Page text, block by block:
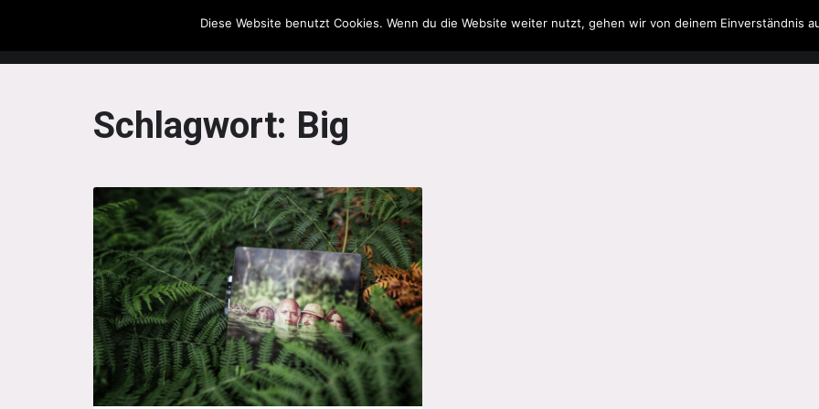
The Howling Men Filme & Serien Musik Spielzeug Literatur
Schlagwort: Big
Diese Website benutzt Cookies. Wenn du die Website weiter nutzt, gehen wir von deinem Einverständnis